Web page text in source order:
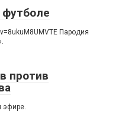
футболе
Пародия
против
эфире.